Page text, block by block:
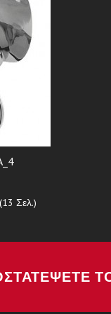
Σελ.)